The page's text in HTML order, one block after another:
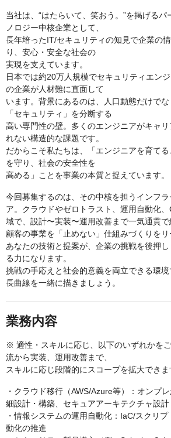
当社は、“はたらいて、笑おう。”を掲げるパ
ノロジー中核企業として、
長年培ったIT/セキュリティの知見で企業の
り、安心・安全な社会の
実現を支えています。
日本では約20万人規模でセキュリティエン
の企業が人材難に直面して
います。背景にあるのは、人口動態だけで
「セキュリティ」を分断する
高い専門性の壁。多くのエンジニアがキャ
れない構造的な課題です。
だからこそ私たちは、「エンジニアを育て
を守り、社会の安全性を
高める」ことを事業の本質と捉えています。
今回募集するのは、その中核を担うインフ
ア。クラウドやゼロトラスト、運用自動化
域で、設計〜実装〜運用改善まで一気通貫で
顧客の事業を「止めない」仕組みづくりをリ
あなたの技術と提案が、企業の挑戦を後押
る力になります。
挑戦の手応えと社会的意義を両立できる環
長曲線を一緒に描きましょう。
業務内容
※ 適性・スキルに応じ、以下のいずれかを
流から実装、運用改善まで、
スキルに応じ段階的にスコープを拡大できま
・クラウド移行（AWS/Azure等）：オンプ
細設計・構築、セキュアアーキテクチャ設計
・情報システムの運用自動化：IaC/スクリ
動化の推進